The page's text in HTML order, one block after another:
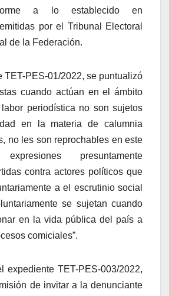
a lo establecido en
por el Tribunal Electoral
de la Federación.
TET-PES-01/2022, se puntualizó
cuando actúan en el ámbito
periodística no son sujetos
en la materia de calumnia
no les son reprochables en este
presuntamente
contra actores políticos que
a el escrutinio social
se sujetan cuando
en la vida pública del país a
comiciales”.
expediente TET-PES-003/2022,
de invitar a la denunciante